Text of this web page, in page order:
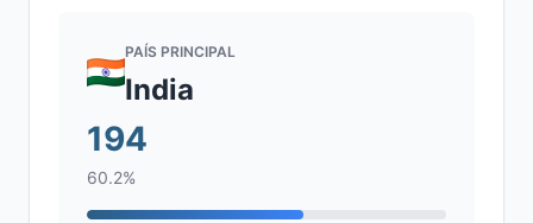
PAÍS PRINCIPAL
India
194
60.2%